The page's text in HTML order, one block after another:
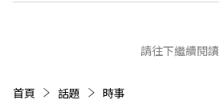
請往下繼續閱讀
首頁 話題 時事